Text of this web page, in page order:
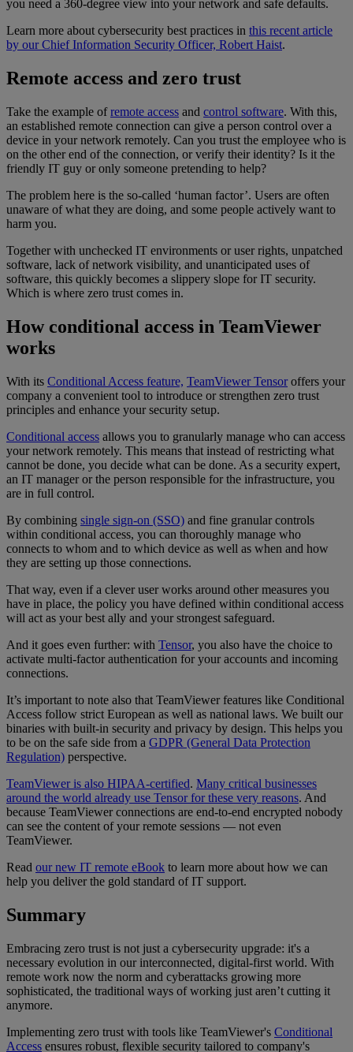
you need a 360-degree view into your network and safe defaults.
Learn more about cybersecurity best practices in this recent article
by our Chief Information Security Officer, Robert Haist.
Remote access and zero trust
Take the example ofremote access and control software. With this,
an established remote connection can give a person control over a
device in your network remotely. Can you trust the employee who is
on the other end of the connection, or verify their identity? Is it the
friendly IT guy or only someone pretending to help?
The problem here is the so-called ‘human factor’. Users are often
unaware of what they are doing, and some people actively want to
harm you.
Together with unchecked IT environments or user rights, unpatched
software, lack of network visibility, and unanticipated uses of
software, this quickly becomes a slippery slope for IT security.
Which is where zero trust comes in.
How conditional access in TeamViewer
works
With its Conditional Access feature, TeamViewer Tensoroffers your
company a convenient tool to introduce or strengthen zero trust
principles and enhance your security setup.
Conditional access allows you to granularly manage who can access
your network remotely. This means that instead of restricting what
cannot be done, you decide what can be done. As a security expert,
an IT manager or the person responsible for the infrastructure, you
are in full control.
By combining single sign-on (SSO) and fine granular controls
within conditional access, you can thoroughly manage who
connects to whom and to which device as well as when and how
they are setting up those connections.
That way, even if a clever user works around other measures you
have in place, the policy you have defined within conditional access
will act as your best ally and your strongest safeguard.
And it goes even further: with Tensor, you also have the choice to
activate multi-factor authentication for your accounts and incoming
connections.
It’s important to note also that TeamViewer features like Conditional
Access follow strict European as well as national laws. We built our
binaries with built-in security and privacy by design. This helps you
to be on the safe side from a GDPR (General Data Protection
Regulation) perspective.
TeamViewer is also HIPAA-certified. Many critical businesses
around the world already use Tensor for these very reasons. And
because TeamViewer connections are end-to-end encrypted nobody
can see the content of your remote sessions — not even
TeamViewer.
Read our new IT remote eBook to learn more about how we can
help you deliver the gold standard of IT support.
Summary
Embracing zero trust is not just a cybersecurity upgrade: it's a
necessary evolution in our interconnected, digital-first world. With
remote work now the norm and cyberattacks growing more
sophisticated, the traditional ways of working just aren’t cutting it
anymore.
Implementing zero trust with tools like TeamViewer's Conditional
Access ensures robust, flexible security tailored to company's